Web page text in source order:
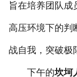
旨在培养团队成
高压环境下的判
战自我，突破极
下午的坎坷